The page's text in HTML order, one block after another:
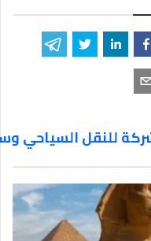
للنقل السياحي